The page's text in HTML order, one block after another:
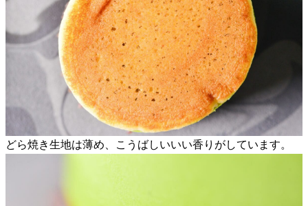
どら焼き生地は薄め、こうばしいいい香りがしています。